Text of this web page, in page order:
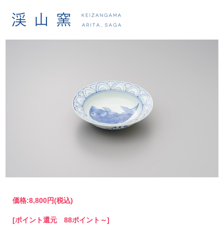
染付めで鯛かぶと鉢（小）
価格:8,800円(税込)
[ポイント還元 88ポイント～]